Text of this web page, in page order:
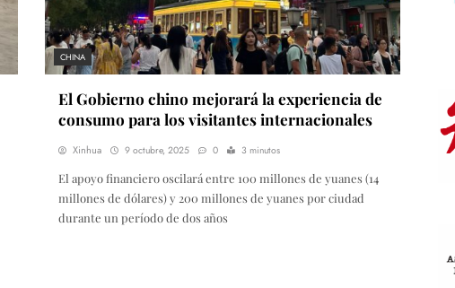
CHINA
El Gobierno chino mejorará la experiencia de
consumo para los visitantes internacionales
Xinhua 9 octubre, 2025 0 3 minutos
El apoyo financiero oscilará entre 100 millones de yuanes (14
millones de dólares) y 200 millones de yuanes por ciudad
durante un período de dos años